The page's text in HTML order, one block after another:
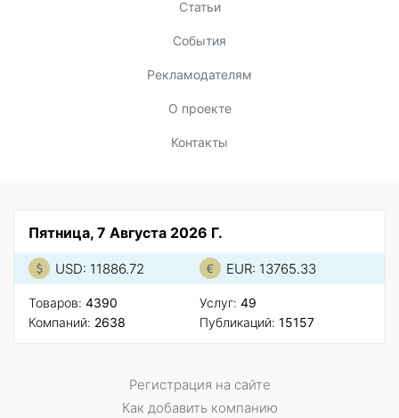
Статьи
События
Рекламодателям
О проекте
Контакты
Пятница, 7 Августа 2026 Г.
USD: 11886.72 EUR: 13765.33
Товаров: 4390
Компаний: 2638
Услуг: 49
Публикаций: 15157
Регистрация на сайте
Как добавить компанию